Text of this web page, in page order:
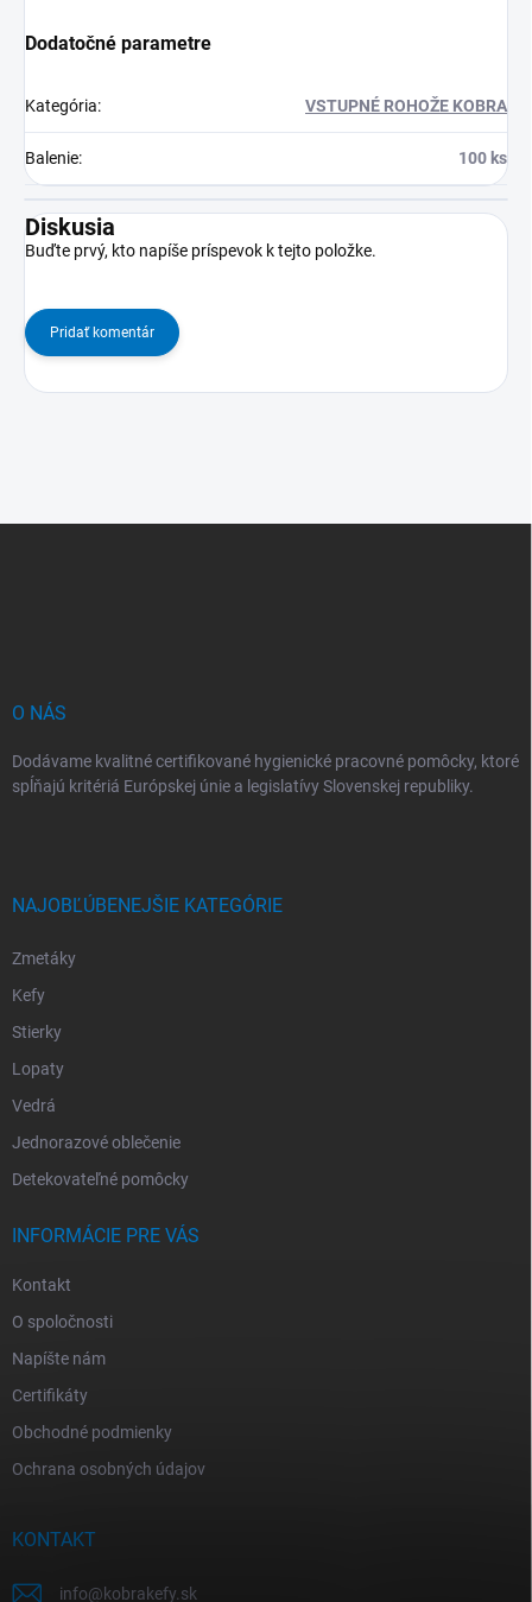
Dodatočné parametre
Kategória: VSTUPNÉ ROHOŽE KOBRA
Balenie: 100 ks
Diskusia
Buďte prvý, kto napíše príspevok k tejto položke.
Pridať komentár
O NÁS
Dodávame kvalitné certifikované hygienické pracovné pomôcky, ktoré
spĺňajú kritériá Európskej únie a legislatívy Slovenskej republiky.
NAJOBĽÚBENEJŠIE KATEGÓRIE
Zmetáky
Kefy
Stierky
Lopaty
Vedrá
Jednorazové oblečenie
Detekovateľné pomôcky
INFORMÁCIE PRE VÁS
Kontakt
O spoločnosti
Napíšte nám
Certifikáty
Obchodné podmienky
Ochrana osobných údajov
KONTAKT
info@kobrakefy.sk